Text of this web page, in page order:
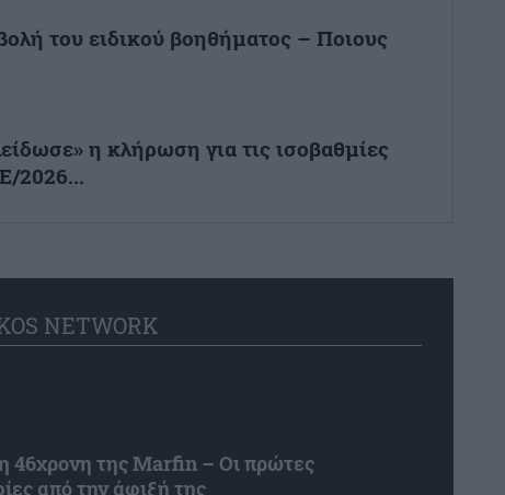
του ειδικού βοηθήματος – Ποιους
η κλήρωση για τις ισοβαθμίες
2026...
NETWORK
46χρονη της Marfin – Οι πρώτες
από την άφιξή της